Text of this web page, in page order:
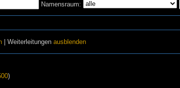
Namensraum:
| Weiterleitungenausblenden
)